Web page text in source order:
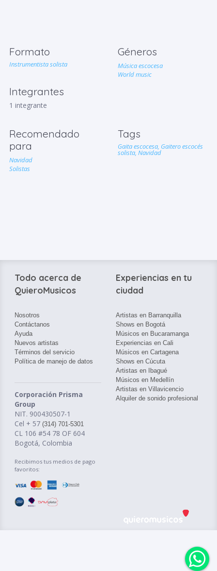
Formato
Instrumentista solista
Integrantes
1 integrante
Géneros
Música escocesa
World music
Recomendado
para
Navidad
Solistas
Tags
Gaita escocesa, Gaitero escocés
solista, Navidad
Todo acerca de
QuieroMusicos
Nosotros
Contáctanos
Ayuda
Nuevos artistas
Términos del servicio
Política de manejo de datos
Corporación Prisma
Group
NIT. 900430507-1
Cel + 57 (314) 701-5301
CL 106 #54 78 OF 604
Bogotá, Colombia
Recibimos tus medios de pago
favoritos:
Experiencias en tu
ciudad
Artistas en Barranquilla
Shows en Bogotá
Músicos en Bucaramanga
Experiencias en Cali
Músicos en Cartagena
Shows en Cúcuta
Artistas en Ibagué
Músicos en Medellín
Artistas en Villavicencio
Alquiler de sonido profesional